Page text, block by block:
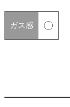
ガス感 〇